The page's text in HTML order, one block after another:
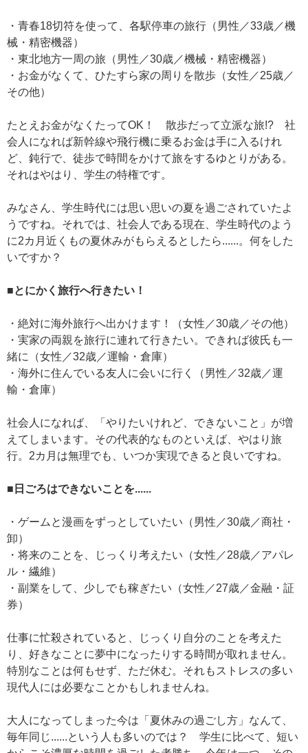
・青春18切符を使って、各駅停車の旅行（男性／33歳／機
械・精密機器）
・東北地方一周の旅（男性／30歳／機械・精密機器）
・お金がなくて、ひたすら家の周りを散歩（女性／25歳／
その他）
たとえお金がなくたってOK！ 散歩だって立派な旅!? 社
会人になれば新幹線や飛行機に乗るお金は手に入るけれ
ど、鈍行で、徒歩で時間をかけて旅をするゆとりがある。
それはやはり、学生の特権です。
みなさん、学生時代には思い思いの夏を過ごされていたよ
うですね。それでは、社会人である現在、学生時代のよう
に2カ月近くもの夏休みがもらえるとしたら......。何をした
いですか？
■とにかく旅行へ行きたい！
・絶対に海外旅行へ出かけます！（女性／30歳／その他）
・実家の両親を旅行に連れて行きたい。できれば彼氏も一
緒に（女性／32歳／運輸・倉庫）
・海外に住んでいる友人に会いに行く（男性／32歳／運
輸・倉庫）
社会人になれば、「やりたいけれど、できないこと」が増
えてしまいます。その代表的なものといえば、やはり旅
行。2カ月は無理でも、いつか実現できると良いですね。
■日ごろはできないことを......
・ゲームと漫画をずっとしていたい（男性／30歳／商社・
卸）
・将来のことを、じっくり考えたい（女性／28歳／アパレ
ル・繊維）
・副業をして、少しでも稼ぎたい（女性／27歳／金融・証
券）
仕事に忙殺されていると、じっくり自分のことを考えた
り、好きなことに夢中になったりする時間が取れません。
特別なことは何もせず、ただ休む。それもストレスの多い
現代人には必要なことかもしれませんね。
大人になってしまった今は「夏休みの過ごし方」なんて、
毎年同じ......という人も多いのでは？ 学生に比べて、短い